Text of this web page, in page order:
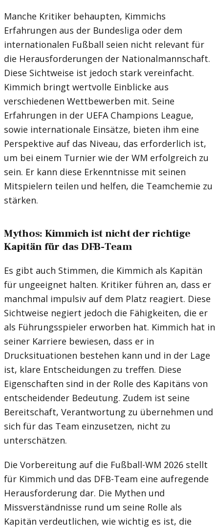
Manche Kritiker behaupten, Kimmichs
Erfahrungen aus der Bundesliga oder dem
internationalen Fußball seien nicht relevant für
die Herausforderungen der Nationalmannschaft.
Diese Sichtweise ist jedoch stark vereinfacht.
Kimmich bringt wertvolle Einblicke aus
verschiedenen Wettbewerben mit. Seine
Erfahrungen in der UEFA Champions League,
sowie internationale Einsätze, bieten ihm eine
Perspektive auf das Niveau, das erforderlich ist,
um bei einem Turnier wie der WM erfolgreich zu
sein. Er kann diese Erkenntnisse mit seinen
Mitspielern teilen und helfen, die Teamchemie zu
stärken.
Mythos: Kimmich ist nicht der richtige
Kapitän für das DFB-Team
Es gibt auch Stimmen, die Kimmich als Kapitän
für ungeeignet halten. Kritiker führen an, dass er
manchmal impulsiv auf dem Platz reagiert. Diese
Sichtweise negiert jedoch die Fähigkeiten, die er
als Führungsspieler erworben hat. Kimmich hat in
seiner Karriere bewiesen, dass er in
Drucksituationen bestehen kann und in der Lage
ist, klare Entscheidungen zu treffen. Diese
Eigenschaften sind in der Rolle des Kapitäns von
entscheidender Bedeutung. Zudem ist seine
Bereitschaft, Verantwortung zu übernehmen und
sich für das Team einzusetzen, nicht zu
unterschätzen.
Die Vorbereitung auf die Fußball-WM 2026 stellt
für Kimmich und das DFB-Team eine aufregende
Herausforderung dar. Die Mythen und
Missverständnisse rund um seine Rolle als
Kapitän verdeutlichen, wie wichtig es ist, die